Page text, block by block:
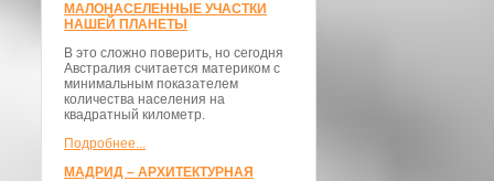
МАЛОНАСЕЛЕННЫЕ УЧАСТКИ
НАШЕЙ ПЛАНЕТЫ
В это сложно поверить, но сегодня
Австралия считается материком с
минимальным показателем
количества населения на
квадратный километр.
Подробнее...
МАДРИД – АРХИТЕКТУРНАЯ